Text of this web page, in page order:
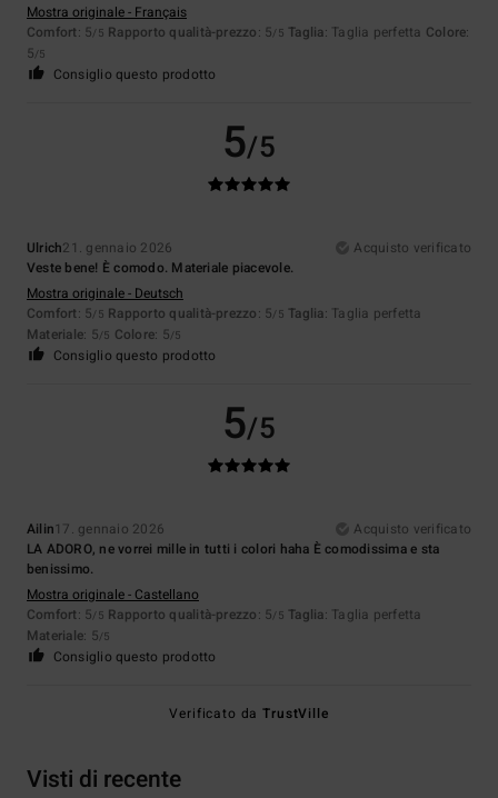
Mostra originale - Français
Comfort: 5/5 Rapporto qualità-prezzo: 5/5 Taglia: Taglia perfetta Colore:
5/5
Consiglio questo prodotto
5/5
Ulrich21. gennaio 2026
Acquisto verificato
Veste bene! È comodo. Materiale piacevole.
Mostra originale - Deutsch
Comfort: 5/5 Rapporto qualità-prezzo: 5/5 Taglia: Taglia perfetta
Materiale: 5/5 Colore: 5/5
Consiglio questo prodotto
5/5
Ailin17. gennaio 2026
Acquisto verificato
LA ADORO, ne vorrei mille in tutti i colori haha È comodissima e sta
benissimo.
Mostra originale - Castellano
Comfort: 5/5 Rapporto qualità-prezzo: 5/5 Taglia: Taglia perfetta
Materiale: 5/5
Consiglio questo prodotto
Verificato daTrustVille
Visti di recente